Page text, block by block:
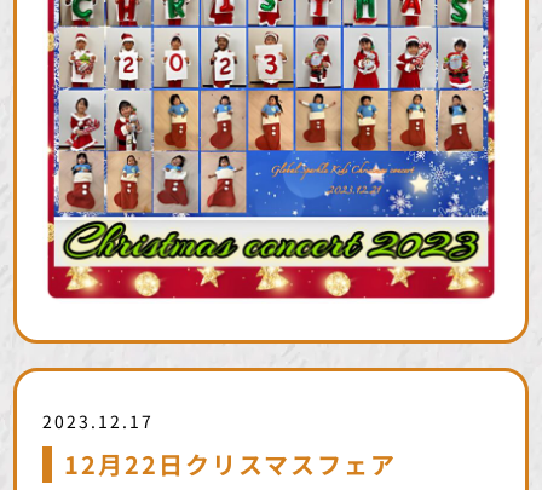
2023.12.17
12月22日クリスマスフェア